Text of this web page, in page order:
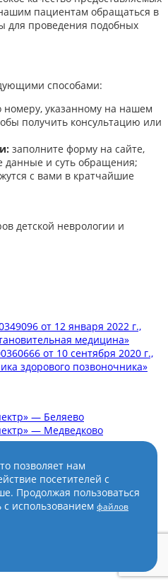
пациентам обращаться в
для проведения подобных
способами:​
номеру, указанному на нашем
получить консультацию или
заполните форму на сайте,
данные и суть обращения;
с вами в кратчайшие
детской неврологии и
от 12 января 2022 г.,
медицина»
от 10 сентября 2020 г.,
здорового позвоночника»
— Беляево
— Медведково
позволяет нам
посетителей с
Продолжая пользоваться
с использованием файлов